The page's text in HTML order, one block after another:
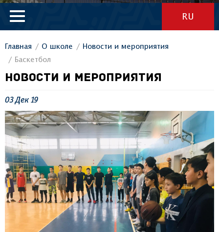
RU
Главная О школе
Новости и мероприятия
Баскетбол
НОВОСТИ И МЕРОПРИЯТИЯ
03Дек 19